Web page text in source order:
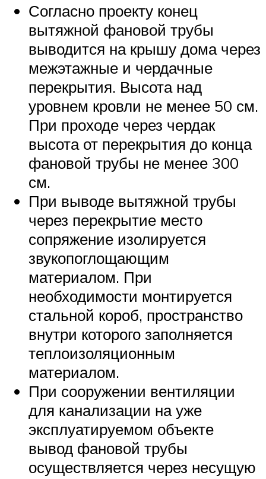
Согласно проекту конец
вытяжной фановой трубы
выводится на крышу дома через
межэтажные и чердачные
перекрытия. Высота над
уровнем кровли не менее 50 см.
При проходе через чердак
высота от перекрытия до конца
фановой трубы не менее 300
см.
При выводе вытяжной трубы
через перекрытие место
сопряжение изолируется
звукопоглощающим
материалом. При
необходимости монтируется
стальной короб, пространство
внутри которого заполняется
теплоизоляционным
материалом.
При сооружении вентиляции
для канализации на уже
эксплуатируемом объекте
вывод фановой трубы
осуществляется через несущую